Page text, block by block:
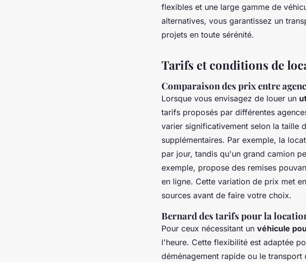
flexibles et une large gamme de
alternatives, vous garantissez un
projets en toute sérénité.
Tarifs et conditions de
Comparaison des prix entre
Lorsque vous envisagez de louer un
tarifs proposés par différentes
varier significativement selon la taille
supplémentaires. Par exemple, la
par jour, tandis qu'un grand camion
exemple, propose des remises
en ligne. Cette variation de prix met
sources avant de faire votre choix.
Bernard des tarifs pour la
Pour ceux nécessitant un véhicule
l'heure. Cette flexibilité est adaptée
déménagement rapide ou le